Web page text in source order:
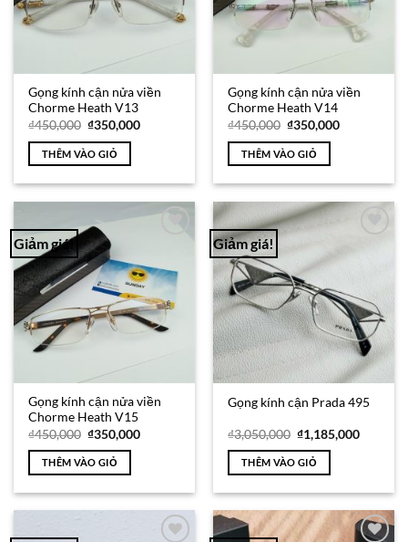
Gọng kính cận nửa viền
Chorme Heath V13
₫450,000 Giá
là:
₫450,000.
₫350,000Giá
THÊM VÀO GIỎ
Gọng kính cận nửa viền
Chorme Heath V14
₫450,000 Giá
là:
₫450,000.
₫350,000Giá
THÊM VÀO GIỎ
Giảm giá!
Gọng kính cận nửa viền
Chorme Heath V15
₫450,000 Giá
là:
₫450,000.
₫350,000Giá
THÊM VÀO GIỎ
Giảm giá!
Gọng kính cận Prada 495
₫3,050,000 Giá
gốc
là:
₫3,050,000.
₫1,185,000Giá
THÊM VÀO GIỎ